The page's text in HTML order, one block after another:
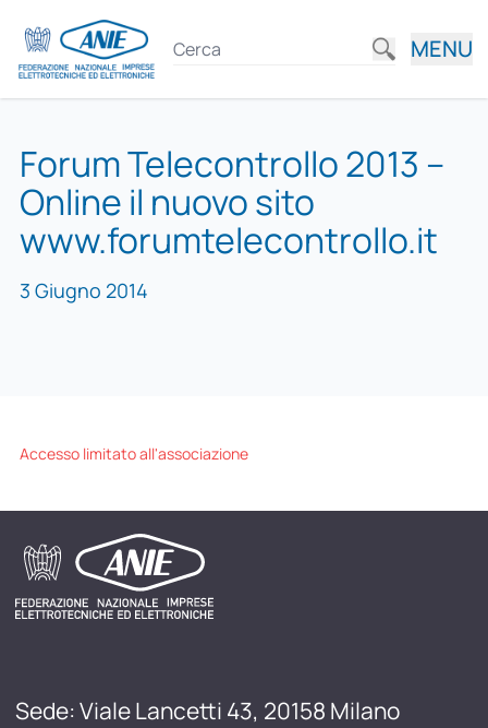
MENU
Forum Telecontrollo 2013 –
Online il nuovo sito
www.forumtelecontrollo.it
3 Giugno 2014
Accesso limitato all'associazione
Sede: Viale Lancetti 43, 20158 Milano